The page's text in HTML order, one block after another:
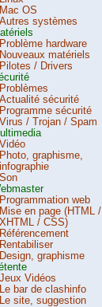
Mac OS
Autres systèmes
Problème hardware
Nouveaux matériels
Pilotes / Drivers
Problèmes
Actualité sécurité
Programme sécurité
Virus / Trojan / Spam
Vidéo
Photo, graphisme,
infographie
Son
Programmation web
Mise en page (HTML /
XHTML / CSS)
Référencement
Rentabiliser
Design, graphisme
Jeux Vidéos
Le bar de clashinfo
Le site, suggestion